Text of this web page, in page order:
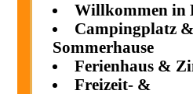
Willkommen in
Campingplatz &
Sommerhause
Ferienhaus &
Freizeit- &